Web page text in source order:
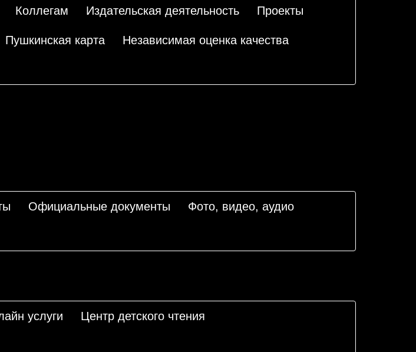
Коллегам Издательская деятельность Проекты
Пушкинская карта Независимая оценка качества
Официальные документы Фото, видео, аудио
услуги Центр детского чтения